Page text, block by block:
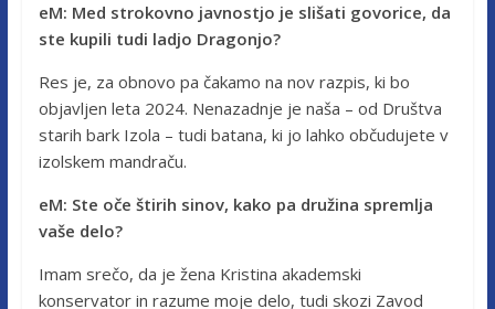
eM: Med strokovno javnostjo je slišati govorice, da
ste kupili tudi ladjo Dragonjo?
Res je, za obnovo pa čakamo na nov razpis, ki bo
objavljen leta 2024. Nenazadnje je naša – od Društva
starih bark Izola – tudi batana, ki jo lahko občudujete v
izolskem mandraču.
eM: Ste oče štirih sinov, kako pa družina spremlja
vaše delo?
Imam srečo, da je žena Kristina akademski
konservator in razume moje delo, tudi skozi Zavod